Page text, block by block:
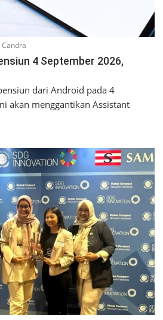
Candra
4 September 2026,
dari Android pada 4
akan menggantikan Assistant